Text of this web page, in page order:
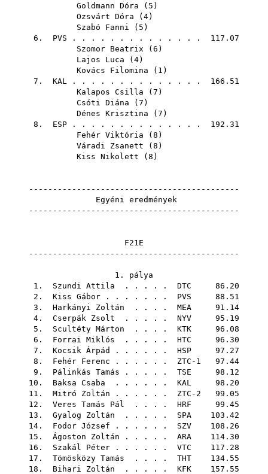
Goldmann Dóra ( 5 )
Ozsvárt Dóra ( 4)
Szabó Fanni ( 5 )
6. PVS . . . . . . . . . . . . . . 117.07
Szomor Beatrix ( 6 )
Lajos Luca ( 4)
Kovács Filomina ( 1 )
7. KAL . . . . . . . . . . . . . . 166.51
Kalapos Csilla ( 7 )
Csóti Diána ( 7 )
Dénes Krisztina ( 7 )
8. ESP . . . . . . . . . . . . . . 192.31
Fehér Viktória ( 8 )
Váradi Zsanett ( 8 )
Kiss Nikolett ( 8 )
--------------------------------------------
Egyéni eredmények
--------------------------------------------
F21E
--------------------------------------------
1. pálya
1. Szundi Attila . . . . . DTC 86.20
2. Kiss Gábor . . . . . . . PVS 88.51
3. Harkányi Zoltán . . . . MEA 91.14
4. Cserpák Zsolt . . . . . NYV 95.19
5. Scultéty Márton . . . . KTK 96.08
6. Forrai Miklós . . . . . HTC 96.30
7. Kocsik Árpád . . . . . . HSP 97.27
8. Fehér Ferenc . . . . . . ZTC-1 97.44
9. Pálinkás Tamás . . . . . TSE 98.12
10. Baksa Csaba . . . . . . KAL 98.20
11. Mitró Zoltán . . . . . . ZTC-2 99.05
12. Veres Tamás Pál . . . . HRF 99.45
13. Gyalog Zoltán . . . . . SPA 103.42
14. Fodor József . . . . . . SZV 108.26
15. Ágoston Zoltán . . . . . ARA 114.30
16. Szakál Péter . . . . . . VTC 117.28
17. Tömösközy Tamás . . . . THT 134.55
18. Bihari Zoltán . . . . . KFK 157.55